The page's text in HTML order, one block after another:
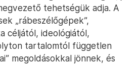
tehetségük adja. A
„rábeszélőgépek”,
céljától, ideológiától,
tartalomtól független
megoldásokkal jönnek, és